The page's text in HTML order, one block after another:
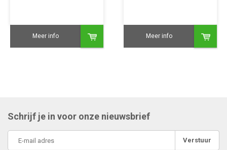
Meer info Meer info
Schrijf je in voor onze nieuwsbrief
Verstuur